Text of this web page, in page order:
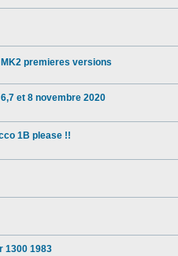
premieres versions
et 8 novembre 2020
1B please !!
1300 1983